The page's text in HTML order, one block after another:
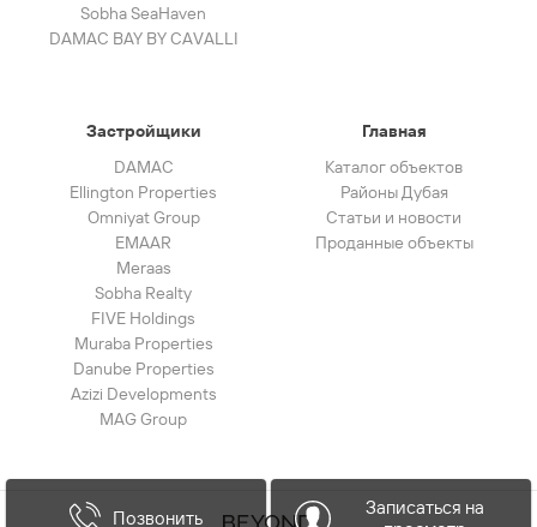
Позвонить
Записаться на
Sobha SeaHaven
DAMAC BAY BY CAVALLI
Застройщики
DAMAC
Ellington Properties
Omniyat Group
EMAAR
Meraas
Sobha Realty
FIVE Holdings
Muraba Properties
Danube Properties
Azizi Developments
MAG Group
Главная
Каталог объектов
Районы Дубая
Статьи и новости
Проданные объекты